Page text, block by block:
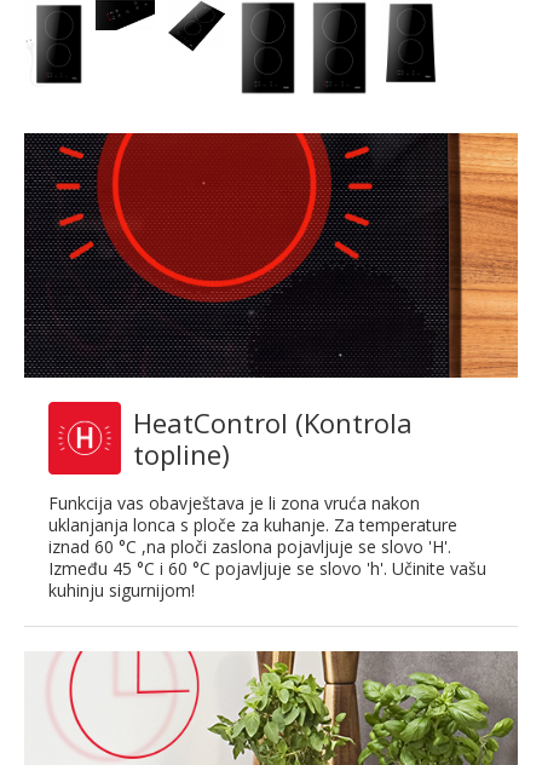
HeatControl (Kontrola
topline)
Funkcija vas obavještava je li zona vruća nakon
uklanjanja lonca s ploče za kuhanje. Za temperature
iznad 60 °C ,na ploči zaslona pojavljuje se slovo 'H'.
Između 45 °C i 60 °C pojavljuje se slovo 'h'. Učinite vašu
kuhinju sigurnijom!